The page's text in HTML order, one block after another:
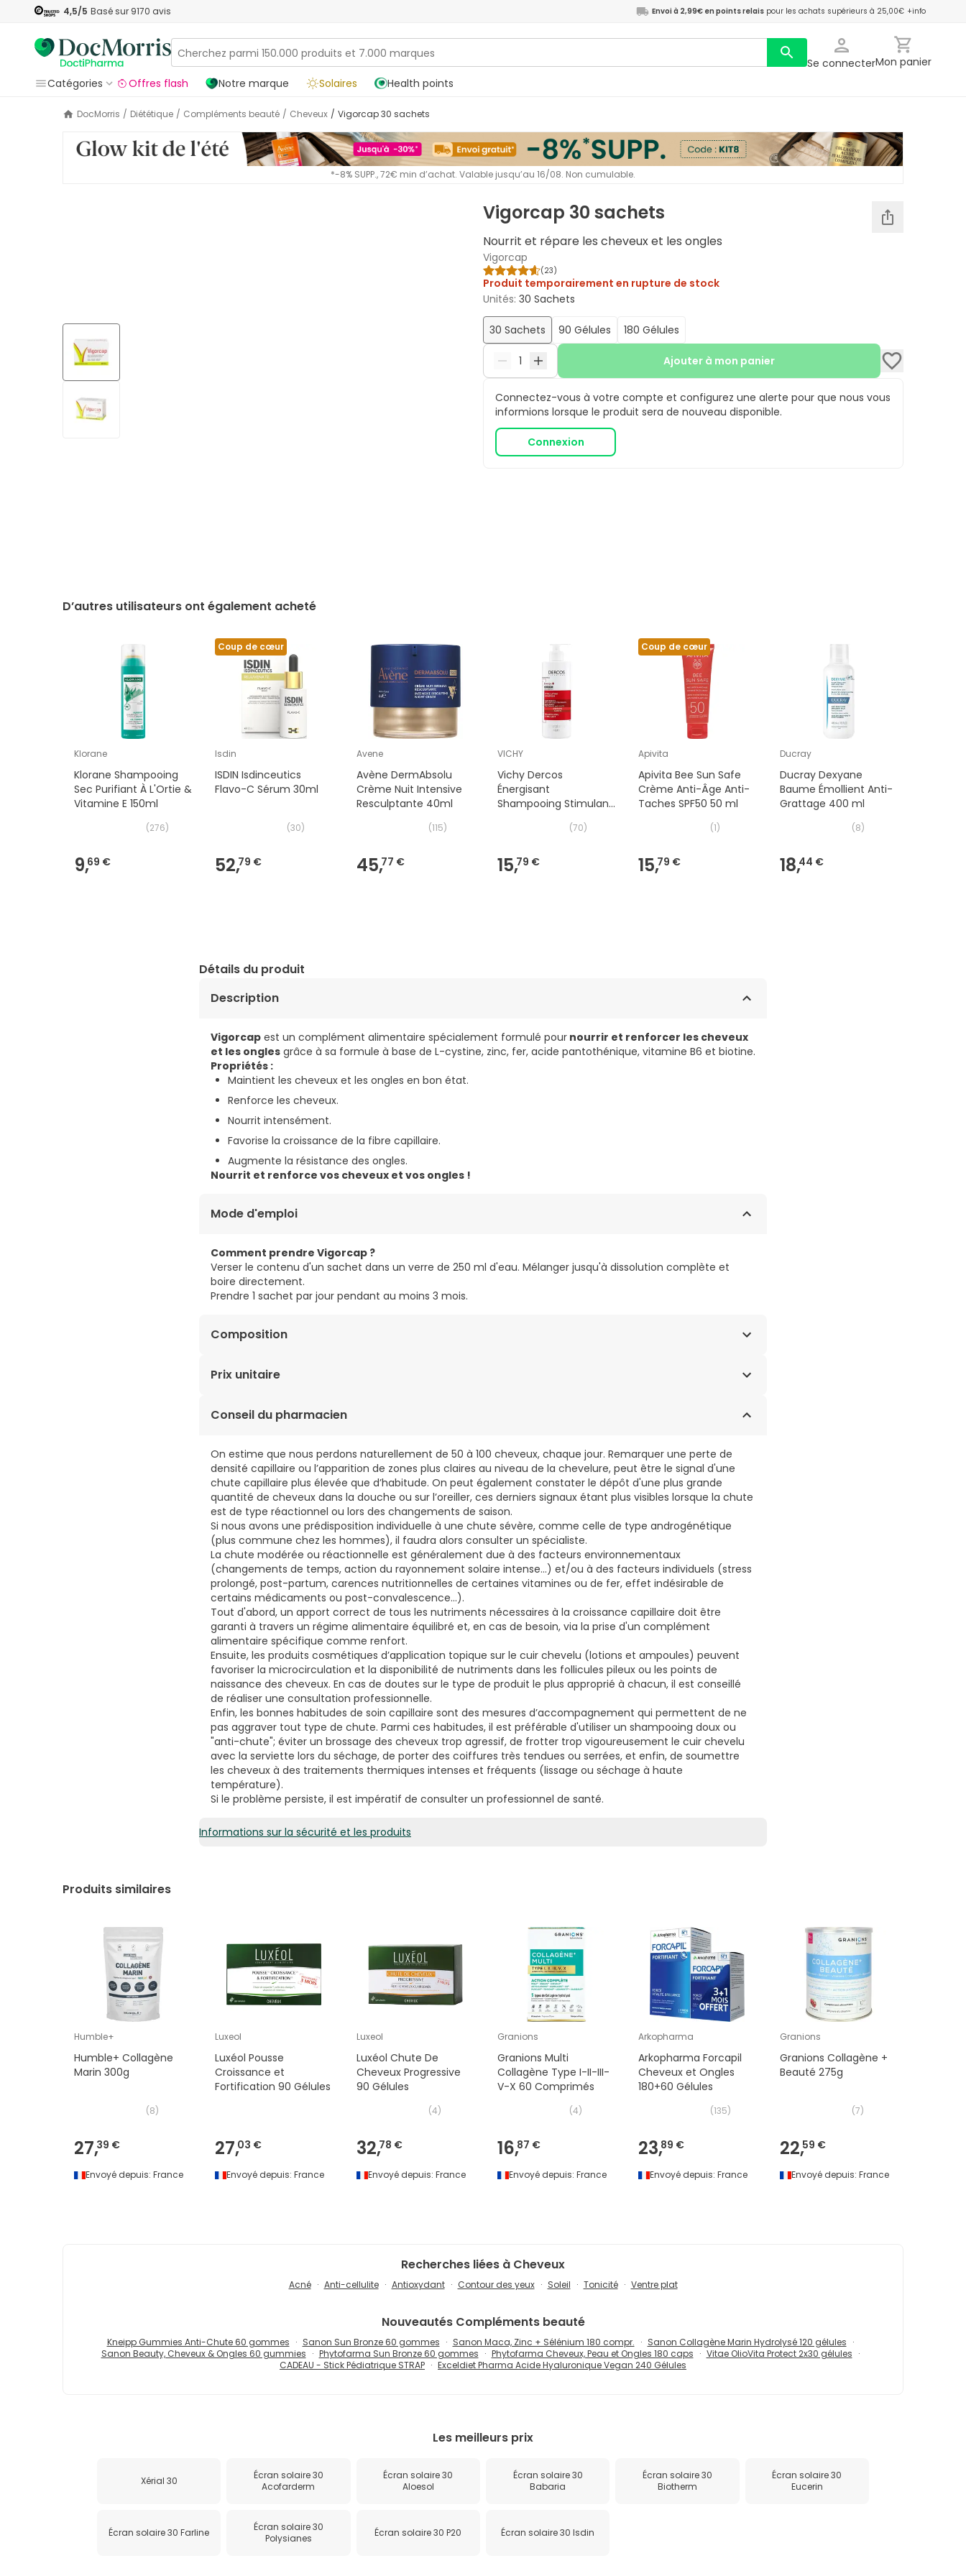
4,5/5 Basé sur 9170 avis Envoi à 2,99€ en points relais pour les achats supérieurs à 25,00€ +info
Se connecterMon panier
Catégories
Offres flash Notre marque Solaires Health points
DocMorris / Diététique / Compléments beauté / Cheveux / Vigorcap 30 sachets
*-8% SUPP., 72€ min d’achat. Valable jusqu’au 16/08. Non cumulable.
Vigorcap 30 sachets
Nourrit et répare les cheveux et les ongles
Vigorcap
(23)
Produit temporairement en rupture de stock
Unités: 30 Sachets
30 Sachets 90 Gélules 180 Gélules
Ajouter à mon panier
Connectez-vous à votre compte et configurez une alerte pour que nous vous
informions lorsque le produit sera de nouveau disponible.
Connexion
D’autres utilisateurs ont également acheté
Klorane
Klorane Shampooing
Sec Purifiant À L'Ortie &
Vitamine E 150ml
(276)
9,69 €
Coup de cœur
Isdin
ISDIN Isdinceutics
Flavo-C Sérum 30ml
(30)
52,79 €
Avene
Avène DermAbsolu
Crème Nuit Intensive
Resculptante 40ml
(115)
45,77 €
VICHY
Vichy Dercos
Énergisant
Shampooing Stimulant
(70)
15,79 €
Coup de cœur
Apivita
Apivita Bee Sun Safe
Crème Anti-Âge Anti-
Taches SPF50 50 ml
(1)
15,79 €
Ducray
Ducray Dexyane
Baume Émollient Anti-
Grattage 400 ml
(8)
18,44 €
Détails du produit
Description
Vigorcap est un complément alimentaire spécialement formulé pour nourrir et renforcer les cheveux
et les ongles grâce à sa formule à base de L-cystine, zinc, fer, acide pantothénique, vitamine B6 et biotine.
Propriétés :
Maintient les cheveux et les ongles en bon état.
Renforce les cheveux.
Nourrit intensément.
Favorise la croissance de la fibre capillaire.
Augmente la résistance des ongles.
Nourrit et renforce vos cheveux et vos ongles !
Mode d'emploi
Comment prendre Vigorcap ?
Verser le contenu d'un sachet dans un verre de 250 ml d'eau. Mélanger jusqu'à dissolution complète et
boire directement.
Prendre 1 sachet par jour pendant au moins 3 mois.
Composition
E954 (II) SACCHARINE SODIQUE, L-CYSTINE, ZINC, ACIDE PANTOTHÉNIQUE (VITAMINE B5), PYRIDOXINE 5-
Prix unitaire
1,27€ / Sachets
Conseil du pharmacien
On estime que nous perdons naturellement de 50 à 100 cheveux, chaque jour. Remarquer une perte de
densité capillaire ou l’apparition de zones plus claires au niveau de la chevelure, peut être le signal d'une
chute capillaire plus élevée que d’habitude. On peut également constater le dépôt d'une plus grande
quantité de cheveux dans la douche ou sur l’oreiller, ces derniers signaux étant plus visibles lorsque la chute
est de type réactionnel ou lors des changements de saison.
Si nous avons une prédisposition individuelle à une chute sévère, comme celle de type androgénétique
(plus commune chez les hommes), il faudra alors consulter un spécialiste.
La chute modérée ou réactionnelle est généralement due à des facteurs environnementaux
(changements de temps, action du rayonnement solaire intense...) et/ou à des facteurs individuels (stress
prolongé, post-partum, carences nutritionnelles de certaines vitamines ou de fer, effet indésirable de
certains médicaments ou post-convalescence...).
Tout d'abord, un apport correct de tous les nutriments nécessaires à la croissance capillaire doit être
garanti à travers un régime alimentaire équilibré et, en cas de besoin, via la prise d'un complément
alimentaire spécifique comme renfort.
Ensuite, les produits cosmétiques d’application topique sur le cuir chevelu (lotions et ampoules) peuvent
favoriser la microcirculation et la disponibilité de nutriments dans les follicules pileux ou les points de
naissance des cheveux. En cas de doutes sur le type de produit le plus approprié à chacun, il est conseillé
de réaliser une consultation professionnelle.
Enfin, les bonnes habitudes de soin capillaire sont des mesures d’accompagnement qui permettent de ne
pas aggraver tout type de chute. Parmi ces habitudes, il est préférable d'utiliser un shampooing doux ou
"anti-chute"; éviter un brossage des cheveux trop agressif, de frotter trop vigoureusement le cuir chevelu
avec la serviette lors du séchage, de porter des coiffures très tendues ou serrées, et enfin, de soumettre
les cheveux à des traitements thermiques intenses et fréquents (lissage ou séchage à haute
température).
Si le problème persiste, il est impératif de consulter un professionnel de santé.
Informations sur la sécurité et les produits
Produits similaires
Humble+
Humble+ Collagène
Marin 300g
(8)
27,39 €
Envoyé depuis: France
Luxeol
Luxéol Pousse
Croissance et
Fortification 90 Gélules
27,03 €
Envoyé depuis: France
Luxeol
Luxéol Chute De
Cheveux Progressive
90 Gélules
(4)
32,78 €
Envoyé depuis: France
Granions
Granions Multi
Collagène Type I-II-III-
V-X 60 Comprimés
(4)
16,87 €
Envoyé depuis: France
Arkopharma
Arkopharma Forcapil
Cheveux et Ongles
180+60 Gélules
(135)
23,89 €
Envoyé depuis: France
Granions
Granions Collagène +
Beauté 275g
(7)
22,59 €
Envoyé depuis: France
Recherches liées à Cheveux
Acné Anti-cellulite Antioxydant Contour des yeux Soleil Tonicité Ventre plat
Nouveautés Compléments beauté
Kneipp Gummies Anti-Chute 60 gommes Sanon Sun Bronze 60 gommes Sanon Maca, Zinc + Sélénium 180 compr.
Sanon Collagène Marin Hydrolysé 120 gélules
Sanon Beauty, Cheveux & Ongles 60 gummies
Phytofarma Sun Bronze 60 gommes Phytofarma Cheveux, Peau et Ongles 180 caps
Vitae OlioVita Protect 2x30 gélules
CADEAU - Stick Pédiatrique STRAP
Exceldiet Pharma Acide Hyaluronique Vegan 240 Gélules
Les meilleurs prix
Xérial 30
Écran solaire 30
Acofarderm
Écran solaire 30
Aloesol
Écran solaire 30
Babaria
Écran solaire 30
Biotherm
Écran solaire 30
Eucerin
Écran solaire 30 Farline
Écran solaire 30
Polysianes
Écran solaire 30 P20 Écran solaire 30 Isdin